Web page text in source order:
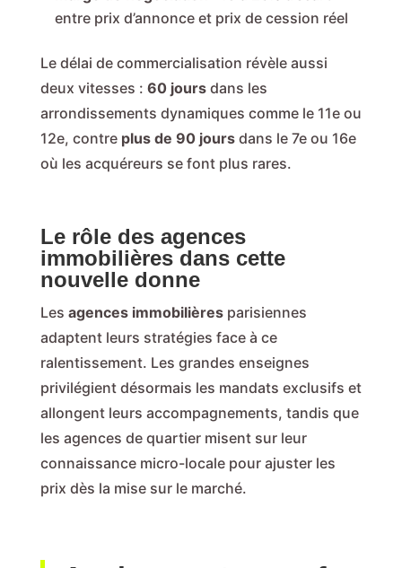
entre prix d’annonce et prix de cession réel
Le délai de commercialisation révèle aussi
deux vitesses : 60 joursdans les
arrondissements dynamiques comme le 11e ou
12e, contre plus de 90 joursdans le 7e ou 16e
où les acquéreurs se font plus rares.
Le rôle des agences
immobilières dans cette
nouvelle donne
Les agences immobilièresparisiennes
adaptent leurs stratégies face à ce
ralentissement. Les grandes enseignes
privilégient désormais les mandats exclusifs et
allongent leurs accompagnements, tandis que
les agences de quartier misent sur leur
connaissance micro-locale pour ajuster les
prix dès la mise sur le marché.